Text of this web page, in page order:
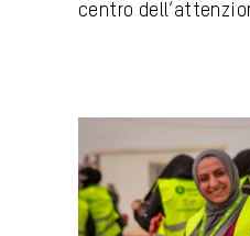
centro